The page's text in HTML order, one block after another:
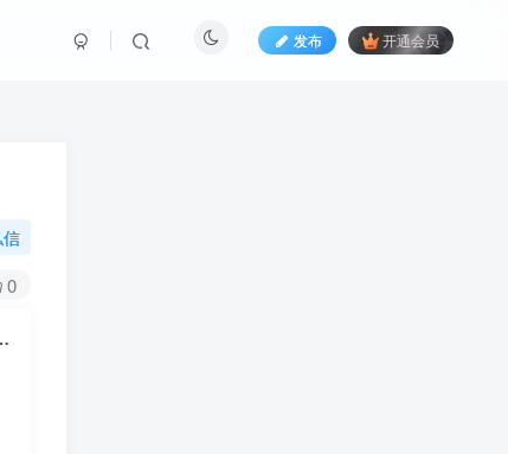
发布 开通会员
0
设计定制网站源码下载